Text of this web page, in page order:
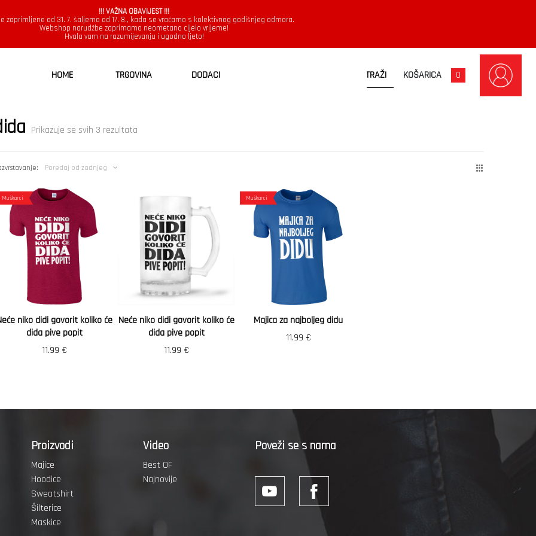
!!! VAŽNA OBAVIJEST !!!
zaprimljene od 31. 7. šaljemo od 17. 8., kada se vraćamo s kolektivnog godišnjeg odmora.
Webshop narudžbe zaprimamo neometano cijelo vrijeme!
Hvala vam na razumijevanju i ugodno ljeto!
HOME TRGOVINA DODACI KOŠARICA 0
Prikazuje se svih 3 rezultata
Poredaj od zadnjeg
Muškarci
niko didi govorit koliko će
dida pive popit
11.99 €
Neće niko didi govorit koliko će
dida pive popit
11.99 €
Muškarci
Majica za najboljeg didu
11.99 €
Proizvodi
Majice
Hoodice
Sweatshirt
Šilterice
Maskice
Video
Best OF
Najnovije
Poveži se s nama